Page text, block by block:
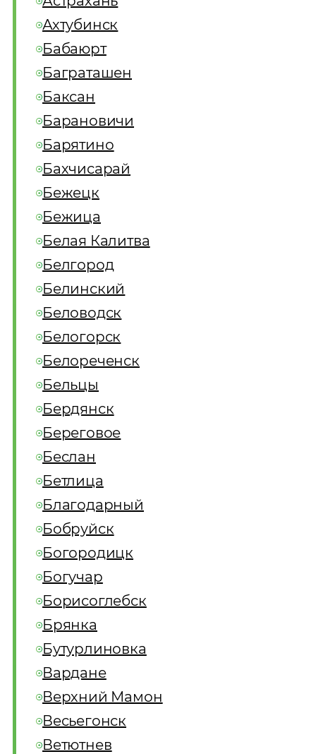
Ахтубинск
Бабаюрт
Баграташен
Баксан
Барановичи
Барятино
Бахчисарай
Бежецк
Бежица
Белая Калитва
Белгород
Белинский
Беловодск
Белогорск
Белореченск
Бельцы
Бердянск
Береговое
Беслан
Бетлица
Благодарный
Бобруйск
Богородицк
Богучар
Борисоглебск
Брянка
Бутурлиновка
Вардане
Верхний Мамон
Весьегонск
Ветютнев